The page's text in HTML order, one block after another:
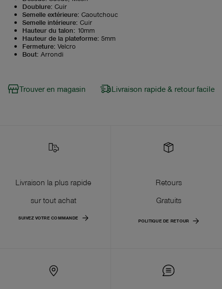
Doublure: Cuir
Semelle extérieure: Caoutchouc
Semelle intérieure: Cuir
Hauteur du talon: 10mm
Hauteur de la plateforme: 5mm
Fermeture: Velcro
Bout: Arrondi
Trouver en magasin Livraison rapide & retour facile
Livraison la plus rapide
sur tout achat
SUIVEZ VOTRE COMMANDE
Retours
Gratuits
POLITIQUE DE RETOUR